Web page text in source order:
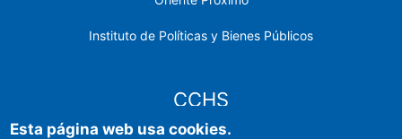
Instituto de Políticas y Bienes Públicos
CCHS
Esta página web usa cookies.